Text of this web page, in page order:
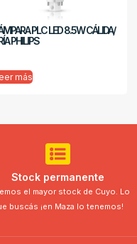
PLC LED 8.5W CÁLIDA/
PHILIPS
más
Stock permanente
el mayor stock de Cuyo. Lo
buscás ¡en Maza lo tenemos!